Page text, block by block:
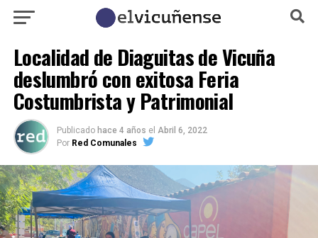
Localidad de Diaguitas de Vicuña
deslumbró con exitosa Feria
Costumbrista y Patrimonial
Publicado hace 4 años el Abril 6, 2022
Por Red Comunales